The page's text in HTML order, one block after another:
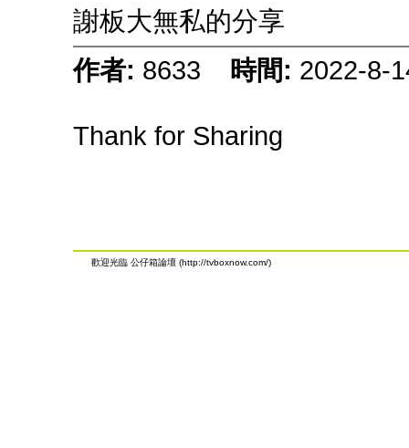
謝板大無私的分享
作者: 8633 時間: 2022-8-
Thank for Sharing
歡迎光臨 公仔箱論壇 (http://tvboxnow.com/)